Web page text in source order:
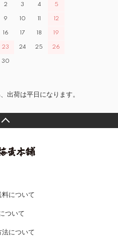
2 3 4 5
9 10 11 12
16 17 18 19
23 24 25 26
30
出荷は平日になります。
料について
ついて
法について